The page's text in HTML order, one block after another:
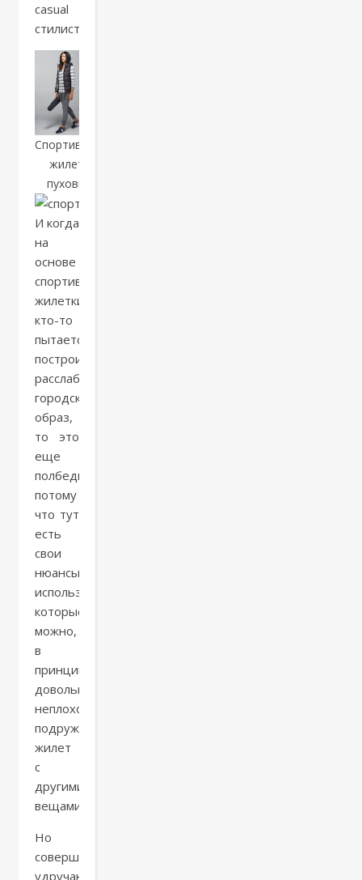
casual
стилистику.
Спортивный
жилет-
пуховик
И когда
на
основе
спортивной
жилетки
кто-то
пытается
построить
расслабленный
городской
образ,
то это
еще
полбеды,
потому
что тут
есть
свои
нюансы,
используя
которые
можно,
в
принципе,
довольно
неплохо
подружить
жилет
с
другими
вещами.
Но
совершенно
удручающая